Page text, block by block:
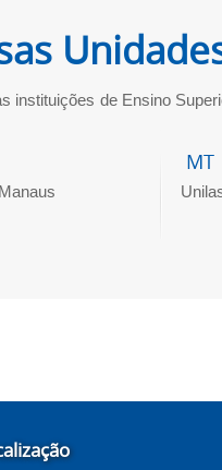
instituições de Ensino
MT